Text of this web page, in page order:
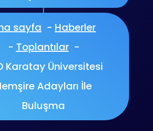
sayfa - Haberler
- Toplantılar-
Karatay Üniversitesi
Adayları İle
Buluşma